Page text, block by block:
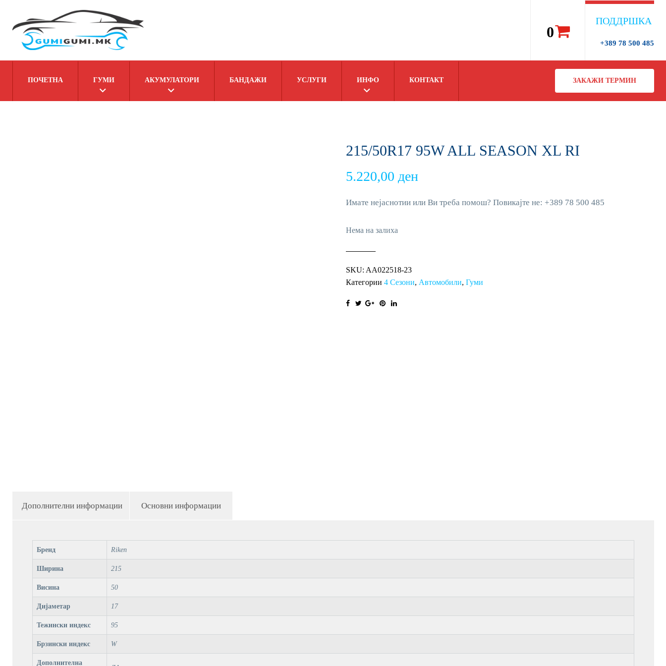
0
ПОДДРШКА
+389 78 500 485
ЗАКАЖИ ТЕРМИН
ПОЧЕТНА ГУМИ АКУМУЛАТОРИ БАНДАЖИ УСЛУГИ ИНФО КОНТАКТ
215/50R17 95W ALL SEASON XL RI
5.220,00 ден
Имате нејаснотии или Ви треба помош? Повикајте не: +389 78 500 485
Нема на залиха
SKU: AA022518-23
Категории 4 Сезони, Автомобили, Гуми
Дополнителни информации Основни информации
Бренд Riken
Ширина 215
Висина 50
Дијаметар 17
Тежински индекс 95
Брзински индекс W
Дополнителна